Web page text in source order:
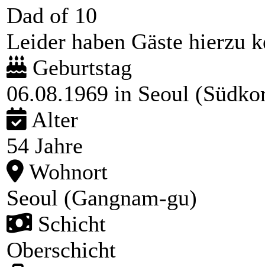
Dad of 10
Leider haben Gäste hierzu
Geburtstag
06.08.1969 in Seoul
Alter
54 Jahre
Wohnort
Seoul (Gangnam-gu)
Schicht
Oberschicht